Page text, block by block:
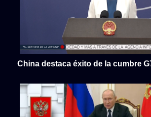
China destaca éxito de la cumbre